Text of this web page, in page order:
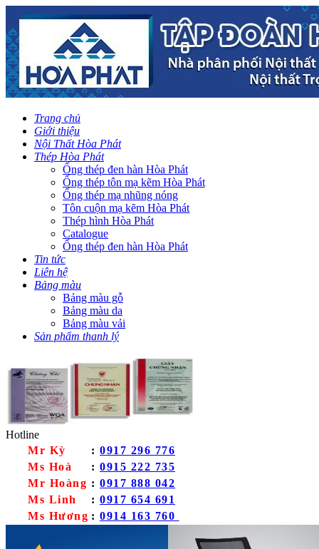
Trang chủ
Giới thiệu
Nội Thất Hòa Phát
Thép Hòa Phát
Ống thép đen hàn Hòa Phát
Ống thép tôn mạ kẽm Hòa Phát
Ống thép mạ nhũng nóng
Tôn cuộn mạ kẽm Hòa Phát
Thép hình Hòa Phát
Catalogue
Ống thép đen hàn Hòa Phát
Tin tức
Liên hệ
Bảng màu
Bảng màu gỗ
Bảng màu da
Bảng màu vải
Sản phẩm thanh lý
Hotline
Mr Kỳ
: 0917 296 776
Ms Hoà
: 0915 222 735
Mr Hoàng : 0917 888 042
Ms Linh
: 0917 654 691
Ms Hương : 0914 163 760